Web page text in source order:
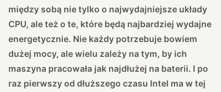
między sobą nie tylko o najwydajniejsze układy
CPU, ale też o te, które będą najbardziej wydajne
energetycznie. Nie każdy potrzebuje bowiem
dużej mocy, ale wielu zależy na tym, by ich
maszyna pracowała jak najdłużej na baterii. I po
raz pierwszy od dłuższego czasu Intel ma w tej